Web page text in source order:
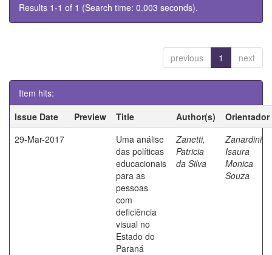
Results 1-1 of 1 (Search time: 0.003 seconds).
previous 1 next
Item hits:
Issue Date
Preview Title Author(s)
Orientador
29-Mar-2017
Uma análise
das políticas
educacionais
para as
pessoas
com
deficiência
visual no
Estado do
Paraná
Zanetti,
Patricia
da Silva
Zanardini,
Isaura
Monica
Souza